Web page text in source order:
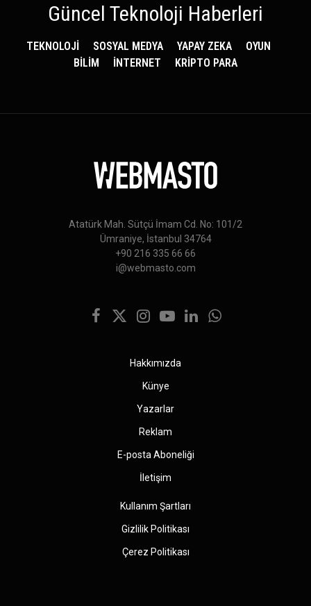
Güncel Teknoloji Haberleri
TEKNOLOJİ SOSYAL MEDYA YAPAY ZEKA
OYUN
BİLİM
İNTERNET KRİPTO PARA
Atatürk Mah. Sütçü İmam Cd. No: 101/2
Ümraniye, İstanbul 34764
+90 216 335 66 66
i@webmasto.com
Facebook
X
Instagram
YouTubeLinkedInWhatsApp
Hakkımızda
Künye
Yazarlar
Reklam
E-posta Aboneliği
İletişim
Kullanım Şartları
Gizlilik Politikası
Çerez Politikası